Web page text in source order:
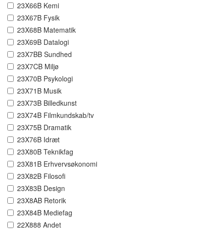
23X66B Kemi
23X67B Fysik
23X68B Matematik
23X69B Datalogi
23X7BB Sundhed
23X7CB Miljø
23X70B Psykologi
23X71B Musik
23X73B Billedkunst
23X74B Filmkundskab/tv
23X75B Dramatik
23X76B Idræt
23X80B Teknikfag
23X81B Erhvervsøkonomi
23X82B Filosofi
23X83B Design
23X8AB Retorik
23X84B Mediefag
22X888 Andet